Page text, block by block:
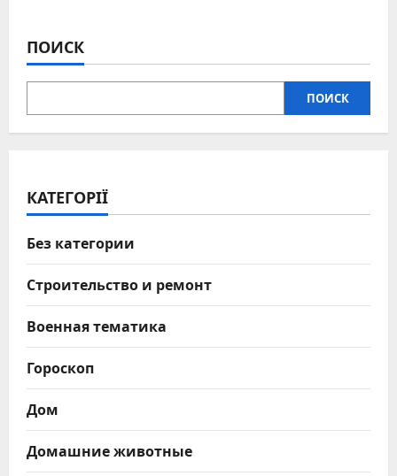
ПОИСК
ПОИСК
КАТЕГОРІЇ
Без категории
Строительство и ремонт
Военная тематика
Гороскоп
Дом
Домашние животные